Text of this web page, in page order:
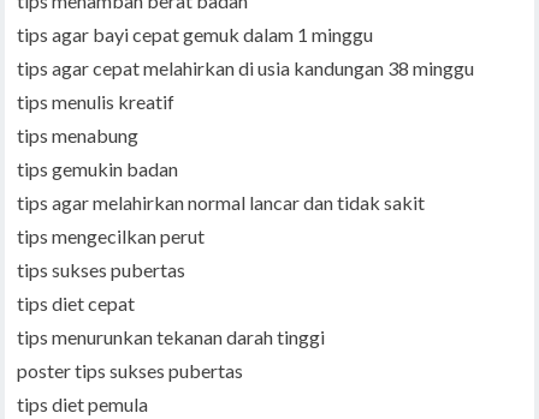
tips agar bayi cepat gemuk dalam 1 minggu
tips agar cepat melahirkan di usia kandungan 38 minggu
tips menulis kreatif
tips menabung
tips gemukin badan
tips agar melahirkan normal lancar dan tidak sakit
tips mengecilkan perut
tips sukses pubertas
tips diet cepat
tips menurunkan tekanan darah tinggi
poster tips sukses pubertas
tips diet pemula